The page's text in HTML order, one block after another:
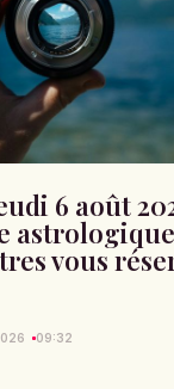
6 août
vous
09:32